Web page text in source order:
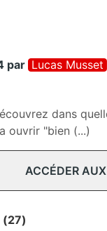
par Lucas Musset
dans
ouvrir "bien (...)
ACCÉDER
(27)